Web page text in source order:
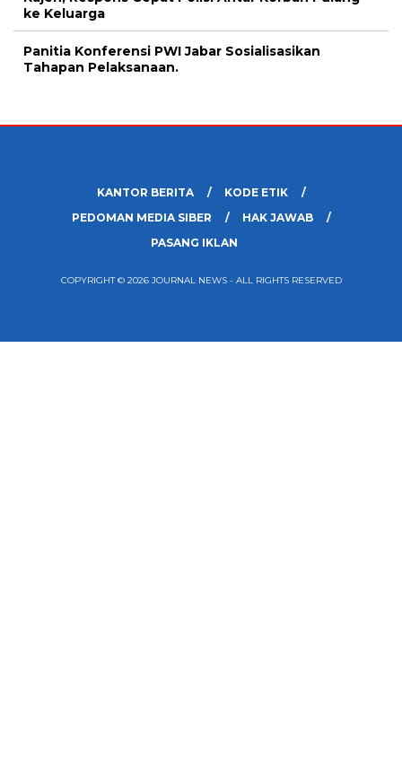
ke Keluarga
Panitia Konferensi PWI Jabar Sosialisasikan
Tahapan Pelaksanaan.
KANTOR BERITA
KODE ETIK
PEDOMAN MEDIA SIBER
HAK JAWAB
PASANG IKLAN
COPYRIGHT © 2026 JOURNAL NEWS - ALL RIGHTS RESERVED